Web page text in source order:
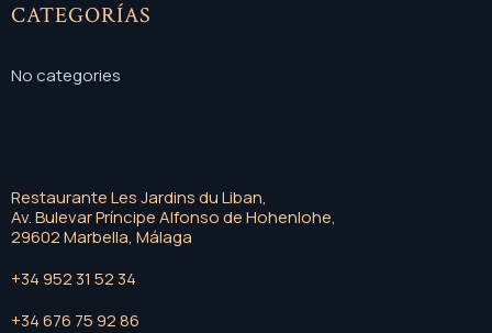
CATEGORÍAS
No categories
Restaurante Les Jardins du Liban,
Av. Bulevar Príncipe Alfonso de Hohenlohe,
29602 Marbella, Málaga
+34 952 31 52 34
+34 676 75 92 86